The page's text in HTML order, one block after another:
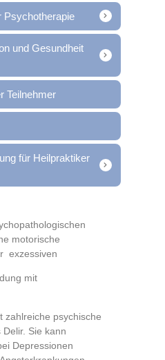
Psychotherapie
und Gesundheit
Teilnehmer
für Heilpraktiker
motorische
exzessiven
mit
zahlreiche psychische
Sie kann
Depressionen